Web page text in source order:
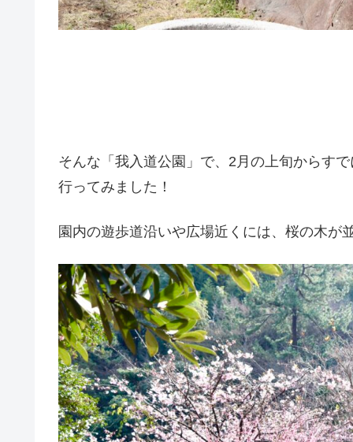
そんな「我入道公園」で、2月の上旬からす
行ってみました！
園内の遊歩道沿いや広場近くには、桜の木が